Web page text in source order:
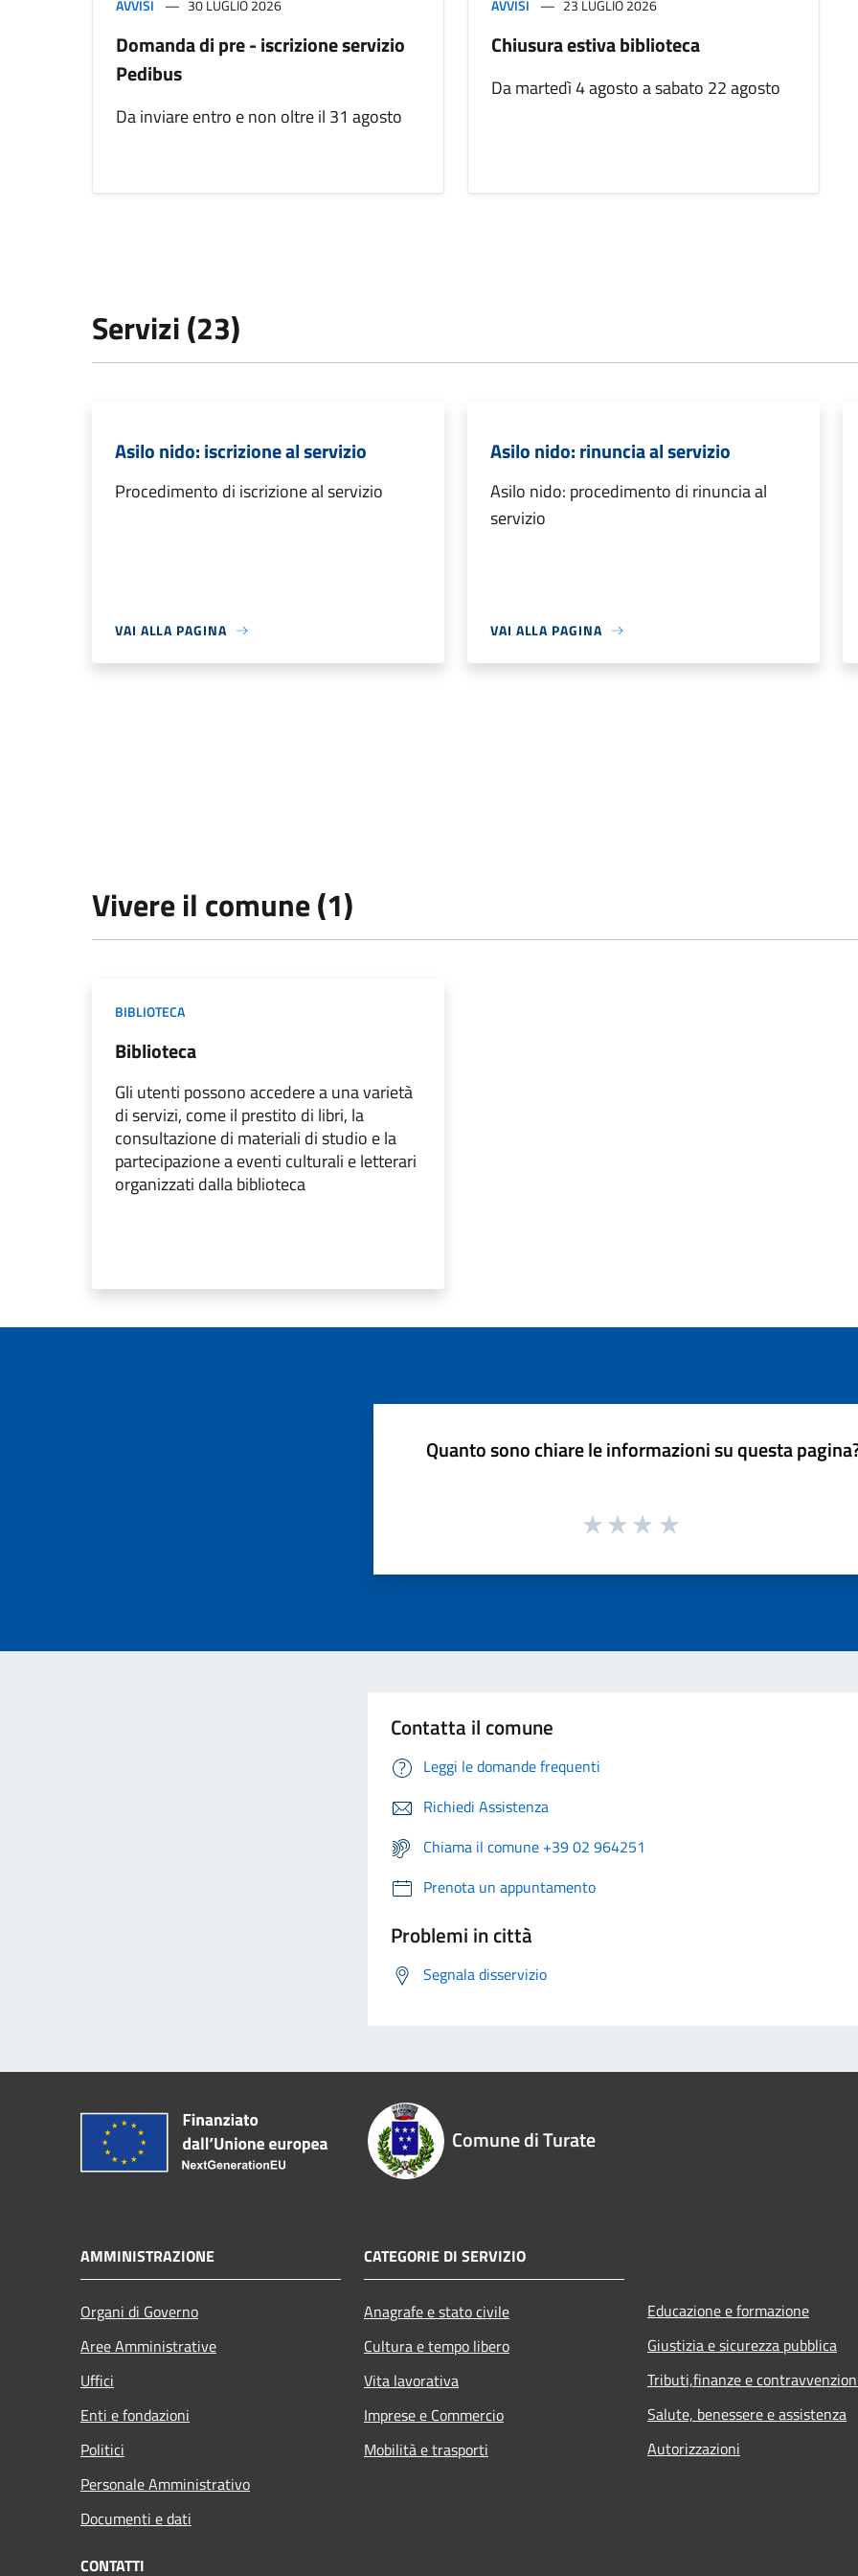
AVVISI 30 LUGLIO 2026
Domanda di pre - iscrizione servizio
Pedibus
Da inviare entro e non oltre il 31 agosto
AVVISI 23 LUGLIO 2026
Chiusura estiva biblioteca
Da martedì 4 agosto a sabato 22 agosto
Servizi (23)
Asilo nido: iscrizione al servizio
Procedimento di iscrizione al servizio
VAI ALLA PAGINA
Asilo nido: rinuncia al servizio
Asilo nido: procedimento di rinuncia al
servizio
VAI ALLA PAGINA
Vivere il comune (1)
BIBLIOTECA
Biblioteca
Gli utenti possono accedere a una varietà
di servizi, come il prestito di libri, la
consultazione di materiali di studio e la
partecipazione a eventi culturali e letterari
organizzati dalla biblioteca
Quanto sono chiare le informazioni su questa
Contatta il comune
Leggi le domande frequenti
Richiedi Assistenza
Chiama il comune +39 02 964251
Prenota un appuntamento
Problemi in città
Segnala disservizio
Comune di Turate
AMMINISTRAZIONE
Organi di Governo
Aree Amministrative
Uffici
Enti e fondazioni
Politici
Personale Amministrativo
Documenti e dati
CATEGORIE DI SERVIZIO
Anagrafe e stato civile
Cultura e tempo libero
Vita lavorativa
Imprese e Commercio
Mobilità e trasporti
Educazione e formazione
Giustizia e sicurezza pubblica
Tributi,finanze e
Salute, benessere e assistenza
Autorizzazioni
CONTATTI